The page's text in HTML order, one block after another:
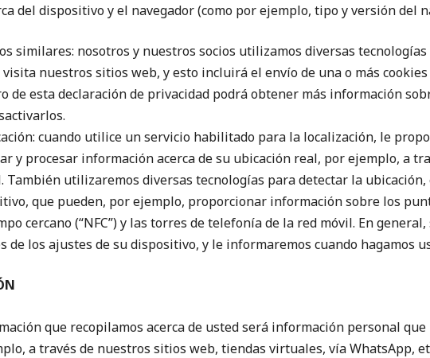
del dispositivo y el navegador (como por ejemplo, tipo y versión del
similares: nosotros y nuestros socios utilizamos diversas
nuestros sitios web, y esto incluirá el envío de una o más
de esta declaración de privacidad podrá obtener más información
cuando utilice un servicio habilitado para la localización, le
y procesar información acerca de su ubicación real, por ejemplo, a
También utilizaremos diversas tecnologías para detectar la
que pueden, por ejemplo, proporcionar información sobre los
cercano (“NFC”) y las torres de telefonía de la red móvil. En
de los ajustes de su dispositivo, y le informaremos cuando hagamos
que recopilamos acerca de usted será información personal
a través de nuestros sitios web, tiendas virtuales, vía WhatsApp,